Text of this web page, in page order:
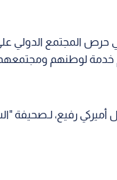
حرص المجتمع الدولي
خدمة لوطنهم
رفيع، لـصحيفة